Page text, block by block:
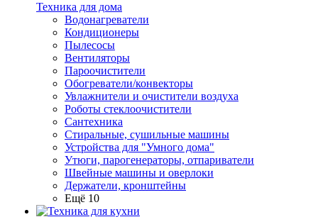
Техника для дома
Водонагреватели
Кондиционеры
Пылесосы
Вентиляторы
Пароочистители
Обогреватели/конвекторы
Увлажнители и очистители воздуха
Роботы стеклоочистители
Сантехника
Стиральные, сушильные машины
Устройства для "Умного дома"
Утюги, парогенераторы, отпариватели
Швейные машины и оверлоки
Держатели, кронштейны
Ещё 10